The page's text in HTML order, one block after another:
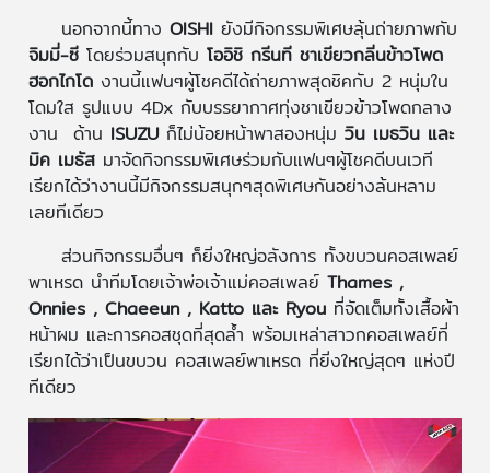
นอกจากนี้ทาง OISHIยังมีกิจกรรมพิเศษลุ้นถ่ายภาพกับ
จิมมี่-ซีโดยร่วมสนุกกับ โออิชิ กรีนที ชาเขียวกลิ่นข้าวโพด
ฮอกไกโดงานนี้แฟนๆผู้โชคดีได้ถ่ายภาพสุดชิคกับ 2 หนุ่มใน
โดมใส รูปแบบ 4Dx กับบรรยากาศทุ่งชาเขียวข้าวโพดกลาง
งาน ด้าน ISUZU ก็ไม่น้อยหน้าพาสองหนุ่ม วิน เมธวิน และ
มิค เมธัสมาจัดกิจกรรมพิเศษร่วมกับแฟนๆผู้โชคดีบนเวที
เรียกได้ว่างานนี้มีกิจกรรมสนุกๆสุดพิเศษกันอย่างล้นหลาม
เลยทีเดียว
ส่วนกิจกรรมอื่นๆ ก็ยิ่งใหญ่อลังการ ทั้งขบวนคอสเพลย์
พาเหรด นำทีมโดยเจ้าพ่อเจ้าแม่คอสเพลย์Thames ,
Onnies , Chaeeun , Katto และ Ryouที่จัดเต็มทั้งเสื้อผ้า
หน้าผม และการคอสชุดที่สุดล้ำ พร้อมเหล่าสาวกคอสเพลย์ที่
เรียกได้ว่าเป็นขบวน คอสเพลย์พาเหรด ที่ยิ่งใหญ่สุดๆ แห่งปี
ทีเดียว